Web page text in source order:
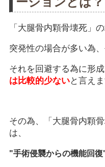
「大腿骨内顆骨壊死」の
突発性の場合が多い為、
それを回避する為に形
は比較的少ないと言えま
その為、「大腿骨内顆
は、
"手術侵襲からの機能回復